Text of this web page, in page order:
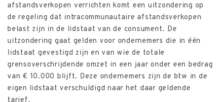
afstandsverkopen verrichten komt een uitzondering op
de regeling dat intracommunautaire afstandsverkopen
belast zijn in de lidstaat van de consument. De
uitzondering gaat gelden voor ondernemers die in één
lidstaat gevestigd zijn en van wie de totale
grensoverschrijdende omzet in een jaar onder een bedrag
van € 10.000 blijft. Deze ondernemers zijn de btw in de
eigen lidstaat verschuldigd naar het daar geldende